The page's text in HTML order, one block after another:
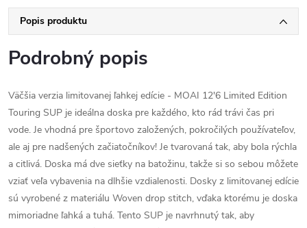
Popis produktu
Podrobný popis
Väčšia verzia limitovanej ľahkej edície - MOAI 12'6 Limited Edition
Touring SUP je ideálna doska pre každého, kto rád trávi čas pri
vode. Je vhodná pre športovo založených, pokročilých používateľov,
ale aj pre nadšených začiatočníkov! Je tvarovaná tak, aby bola rýchla
a citlivá. Doska má dve sieťky na batožinu, takže si so sebou môžete
vziať veľa vybavenia na dlhšie vzdialenosti. Dosky z limitovanej edície
sú vyrobené z materiálu Woven drop stitch, vďaka ktorému je doska
mimoriadne ľahká a tuhá. Tento SUP je navrhnutý tak, aby